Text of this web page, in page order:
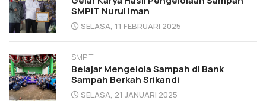
SMPIT Nurul Iman
SELASA, 11 FEBRUARI 2025
SMPIT
Belajar Mengelola Sampah di Bank
Sampah Berkah Srikandi
SELASA, 21 JANUARI 2025